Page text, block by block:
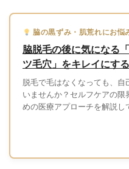
脇の黒ずみ・肌荒れにお悩
脇脱毛の後に気になる
ツ毛穴」をキレイにす
脱毛で毛はなくなっても、
いませんか？セルフケアの
めの医療アプローチを解説し